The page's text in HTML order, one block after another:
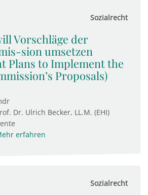
Sozialrecht
Vorschläge der
sion umsetzen
Plans to Implement the
Proposals)
Dr. Ulrich Becker, LL.M. (EHI)
erfahren
Sozialrecht